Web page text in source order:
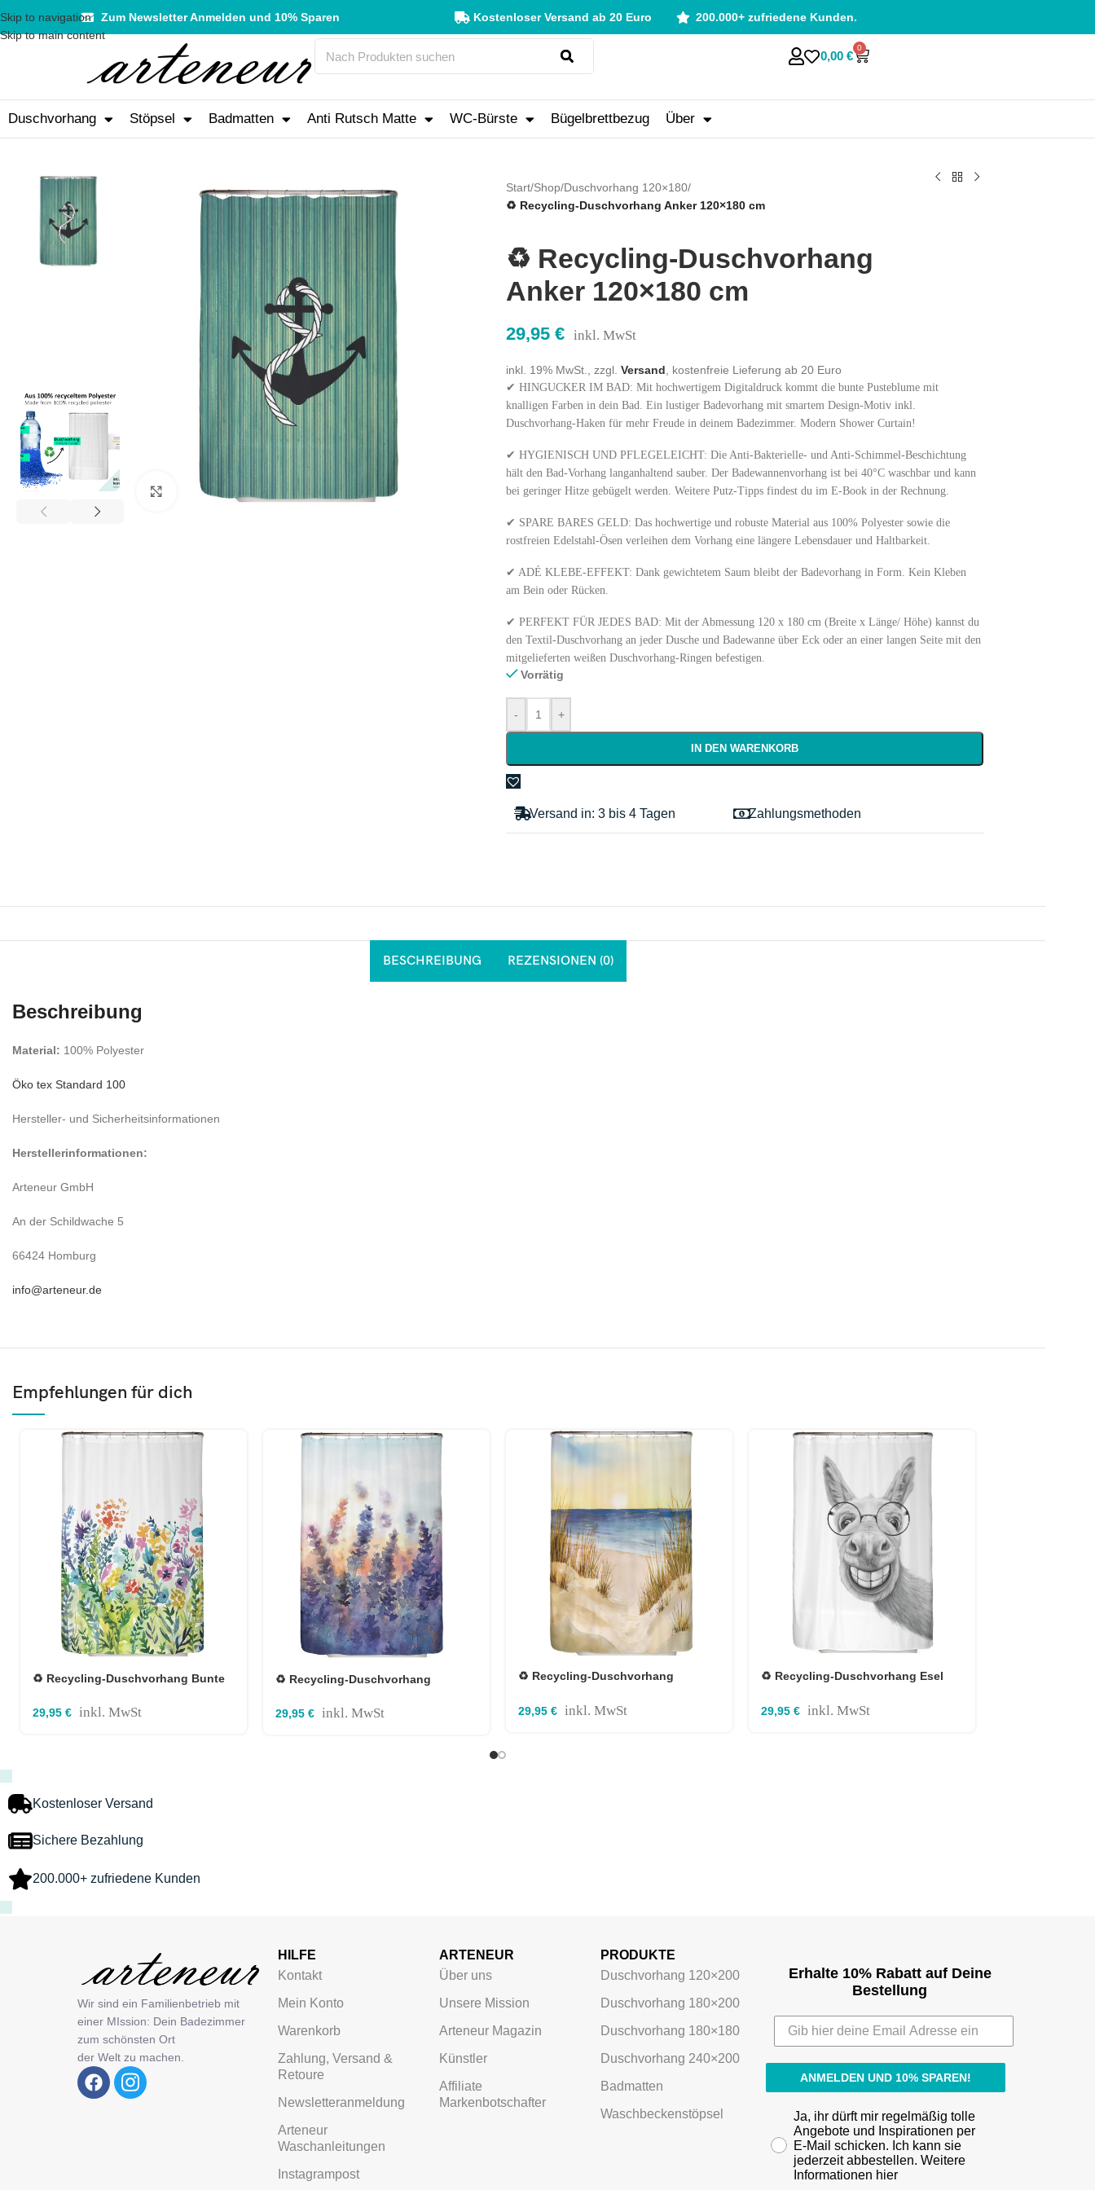
Skip to navigation
Skip to main content
Zum Newsletter Anmelden und 10% Sparen Kostenloser Versand ab 20 Euro 200.000+ zufriedene Kunden.
0,00 €
0
Duschvorhang Stöpsel Badmatten Anti Rutsch Matte WC-Bürste Bügelbrettbezug Über
Click to enlarge
Start/Shop/Duschvorhang 120×180/
♻️ Recycling-Duschvorhang Anker 120×180 cm
♻️ Recycling-Duschvorhang
Anker 120×180 cm
29,95€ inkl. MwSt
inkl. 19% MwSt., zzgl.Versand , kostenfreie Lieferung ab 20 Euro
✔ HINGUCKER IM BAD: Mit hochwertigem Digitaldruck kommt die bunte Pusteblume mit
knalligen Farben in dein Bad. Ein lustiger Badevorhang mit smartem Design-Motiv inkl.
Duschvorhang-Haken für mehr Freude in deinem Badezimmer. Modern Shower Curtain!
✔ HYGIENISCH UND PFLEGELEICHT: Die Anti-Bakterielle- und Anti-Schimmel-Beschichtung
hält den Bad-Vorhang langanhaltend sauber. Der Badewannenvorhang ist bei 40°C waschbar und kann
bei geringer Hitze gebügelt werden. Weitere Putz-Tipps findest du im E-Book in der Rechnung.
✔ SPARE BARES GELD: Das hochwertige und robuste Material aus 100% Polyester sowie die
rostfreien Edelstahl-Ösen verleihen dem Vorhang eine längere Lebensdauer und Haltbarkeit.
✔ ADÉ KLEBE-EFFEKT: Dank gewichtetem Saum bleibt der Badevorhang in Form. Kein Kleben
am Bein oder Rücken.
✔ PERFEKT FÜR JEDES BAD: Mit der Abmessung 120 x 180 cm (Breite x Länge/ Höhe) kannst du
den Textil-Duschvorhang an jeder Dusche und Badewanne über Eck oder an einer langen Seite mit den
mitgelieferten weißen Duschvorhang-Ringen befestigen.
Vorrätig
- +
IN DEN WARENKORB
Versand in: 3 bis 4 Tagen Zahlungsmethoden
BESCHREIBUNG REZENSIONEN (0)
Beschreibung
Material: 100% Polyester
Öko tex Standard 100
Hersteller- und Sicherheitsinformationen
Herstellerinformationen:
Arteneur GmbH
An der Schildwache 5
66424 Homburg
info@arteneur.de
Empfehlungen für dich
♻️ Recycling-Duschvorhang Bunte
29,95 € inkl. MwSt
♻️ Recycling-Duschvorhang
29,95 € inkl. MwSt
♻️ Recycling-Duschvorhang
29,95 € inkl. MwSt
♻️ Recycling-Duschvorhang Esel
29,95 € inkl. MwSt
Kostenloser Versand
Sichere Bezahlung
200.000+ zufriedene Kunden
Wir sind ein Familienbetrieb mit
einer MIssion: Dein Badezimmer
zum schönsten Ort
der Welt zu machen.
HILFE
Kontakt
Mein Konto
Warenkorb
Zahlung, Versand &
Retoure
Newsletteranmeldung
Arteneur
Waschanleitungen
Instagrampost
ARTENEUR
Über uns
Unsere Mission
Arteneur Magazin
Künstler
Affiliate
Markenbotschafter
PRODUKTE
Duschvorhang 120×200
Duschvorhang 180×200
Duschvorhang 180×180
Duschvorhang 240×200
Badmatten
Waschbeckenstöpsel
Erhalte 10% Rabatt auf Deine
Bestellung
ANMELDEN UND 10% SPAREN!
Ja, ihr dürft mir regelmäßig tolle
Angebote und Inspirationen per
E-Mail schicken. Ich kann sie
jederzeit abbestellen. Weitere
Informationen hier